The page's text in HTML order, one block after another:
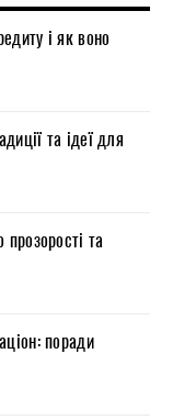
і як воно
та ідеї для
та
поради